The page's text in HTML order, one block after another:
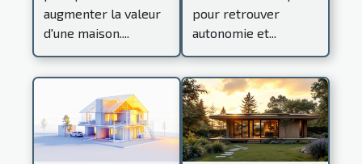
maison ?
augmenter la valeur
d'une maison....
escalier ?
pour retrouver
autonomie et...